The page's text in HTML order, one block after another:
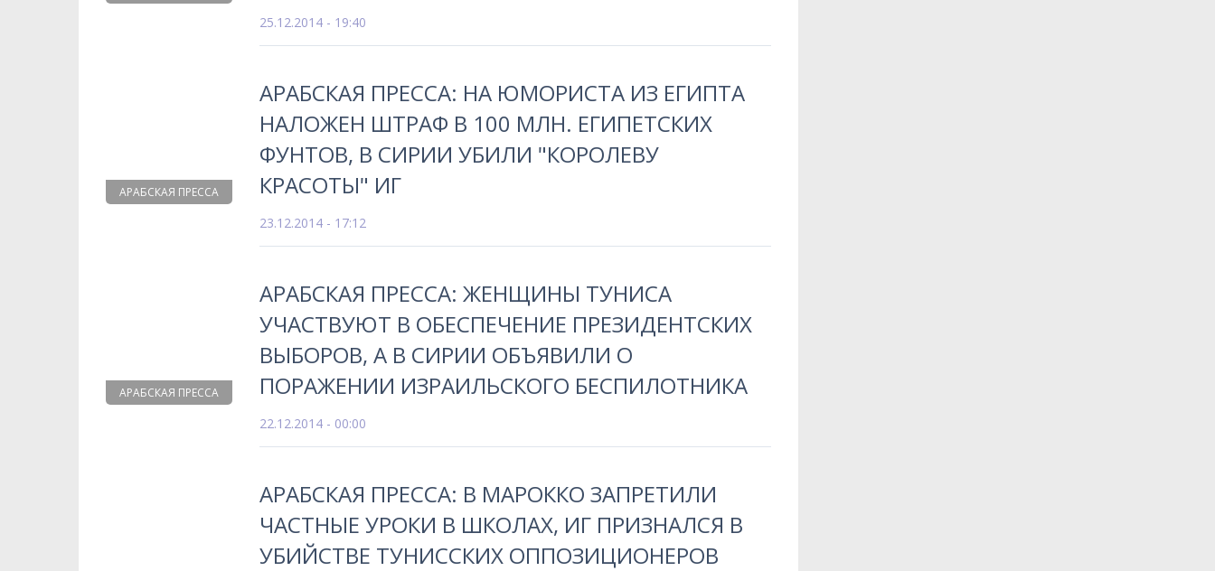
25.12.2014 - 19:40
АРАБСКАЯ ПРЕССА
АРАБСКАЯ ПРЕССА: НА ЮМОРИСТА ИЗ ЕГИПТА
НАЛОЖЕН ШТРАФ В 100 МЛН. ЕГИПЕТСКИХ
ФУНТОВ, В СИРИИ УБИЛИ "КОРОЛЕВУ
КРАСОТЫ" ИГ
23.12.2014 - 17:12
АРАБСКАЯ ПРЕССА
АРАБСКАЯ ПРЕССА: ЖЕНЩИНЫ ТУНИСА
УЧАСТВУЮТ В ОБЕСПЕЧЕНИЕ ПРЕЗИДЕНТСКИХ
ВЫБОРОВ, А В СИРИИ ОБЪЯВИЛИ О
ПОРАЖЕНИИ ИЗРАИЛЬСКОГО БЕСПИЛОТНИКА
22.12.2014 - 00:00
АРАБСКАЯ ПРЕССА: В МАРОККО ЗАПРЕТИЛИ
ЧАСТНЫЕ УРОКИ В ШКОЛАХ, ИГ ПРИЗНАЛСЯ В
УБИЙСТВЕ ТУНИССКИХ ОППОЗИЦИОНЕРОВ